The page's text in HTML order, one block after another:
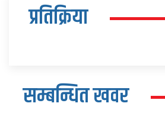
प्रतिक्रिया
सम्बन्धित खवर